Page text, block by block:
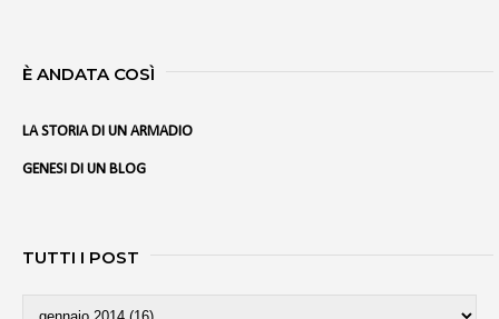
È ANDATA COSÌ
LA STORIA DI UN ARMADIO
GENESI DI UN BLOG
TUTTI I POST